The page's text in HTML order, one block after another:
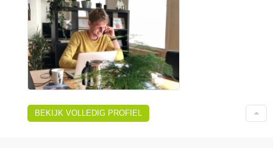
BEKIJK VOLLEDIG PROFIEL